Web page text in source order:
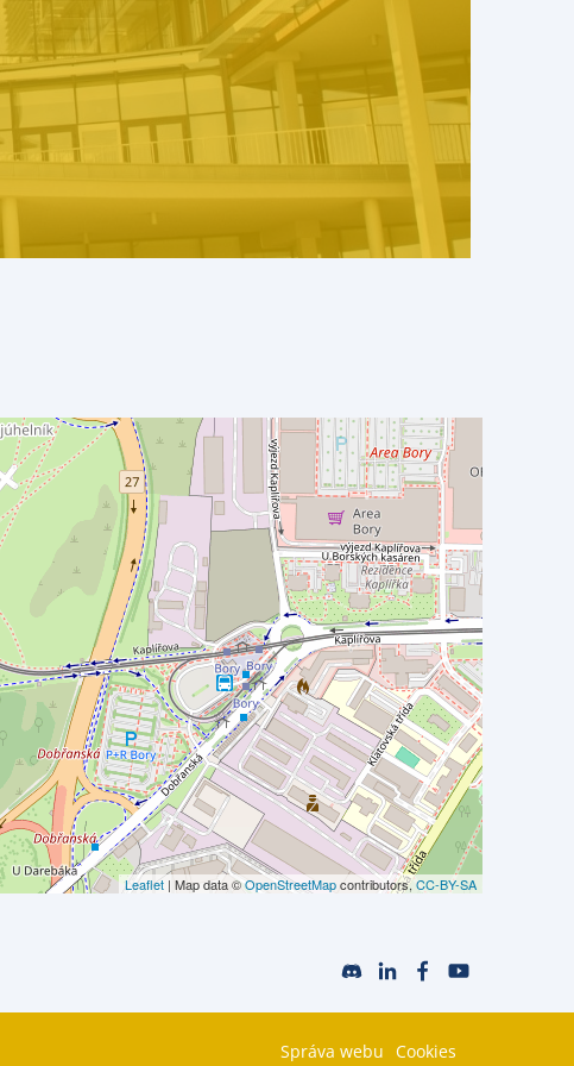
Leaflet | Map data ©OpenStreetMapcontributors,CC-BY-SA
Správa webu Cookies